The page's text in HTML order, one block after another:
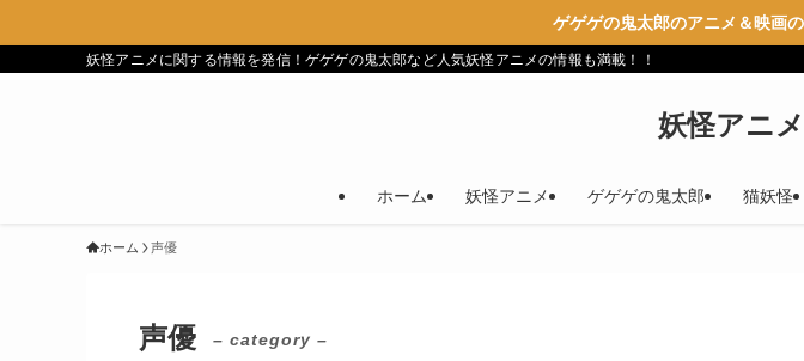
ゲゲゲの鬼太郎のアニメ＆映画
妖怪アニメに関する情報を発信！ゲゲゲの鬼太郎など人気妖怪アニメの情報も満載！！
妖怪アニ
ホーム 妖怪アニメ ゲゲゲの鬼太郎 猫妖怪
ホーム 声優
声優 – category –